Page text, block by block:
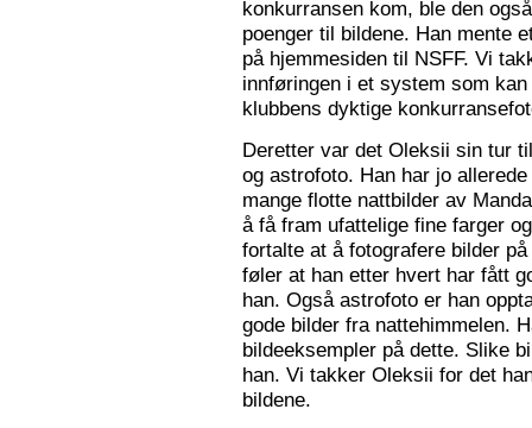
konkurransen kom, ble den
poenger til bildene. Han mente
på hjemmesiden til NSFF. Vi
innføringen i et system som
klubbens dyktige
Deretter var det Oleksii sin tur
og astrofoto. Han har jo
mange flotte nattbilder av
å få fram ufattelige fine farger
fortalte at å fotografere bilder
føler at han etter hvert har fått
han. Også astrofoto er han
gode bilder fra nattehimmelen.
bildeeksempler på dette. Slike
han. Vi takker Oleksii for det
bildene.